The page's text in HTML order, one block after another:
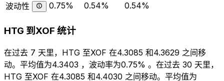
波动性
0.75% 0.54% 0.54%
HTG 到XOF 统计
在过去 7 天里，HTG 至XOF 在4.3085 和4.3629 之间移
动。平均值为4.3403 ，波动率为0.75% 。在过去 30 天里，
HTG 至XOF 在4.3085 和4.4030 之间移动。平均值为